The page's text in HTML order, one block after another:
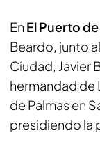
En El Puerto
Beardo, junto
Ciudad, Javier
hermandad de
de Palmas en
presidiendo la